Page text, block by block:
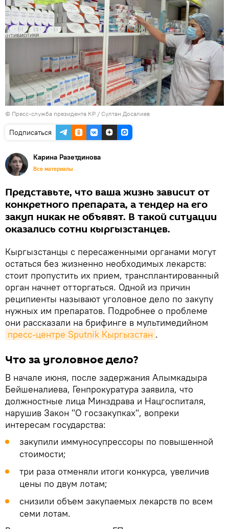
© Пресс-служба президента КР / Султан Досалиев
Подписаться
Карина Разетдинова
Все материалы
Представьте, что ваша жизнь зависит от
конкретного препарата, а тендер на его
закуп никак не объявят. В такой ситуации
оказались сотни кыргызстанцев.
Кыргызстанцы с пересаженными органами могут
остаться без жизненно необходимых лекарств:
стоит пропустить их прием, трансплантированный
орган начнет отторгаться. Одной из причин
реципиенты называют уголовное дело по закупу
нужных им препаратов. Подробнее о проблеме
они рассказали на брифинге в мультимедийном
пресс-центре Sputnik Кыргызстан .
Что за уголовное дело?
В начале июня, после задержания Алымкадыра
Бейшеналиева, Генпрокуратура заявила, что
должностные лица Минздрава и Нацгоспиталя,
нарушив Закон "О госзакупках", вопреки
интересам государства:
закупили иммуносупрессоры по повышенной
стоимости;
три раза отменяли итоги конкурса, увеличив
цены по двум лотам;
снизили объем закупаемых лекарств по всем
семи лотам.